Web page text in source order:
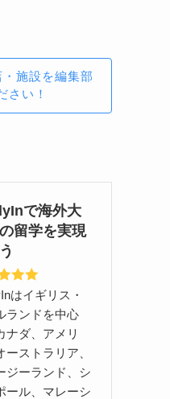
施設を編集部
さい！
で海外大
留学を実現
はイギリス・
ランドを中心
ナダ、アメリ
ーストラリア、
ジーランド、シ
ール、マレーシ